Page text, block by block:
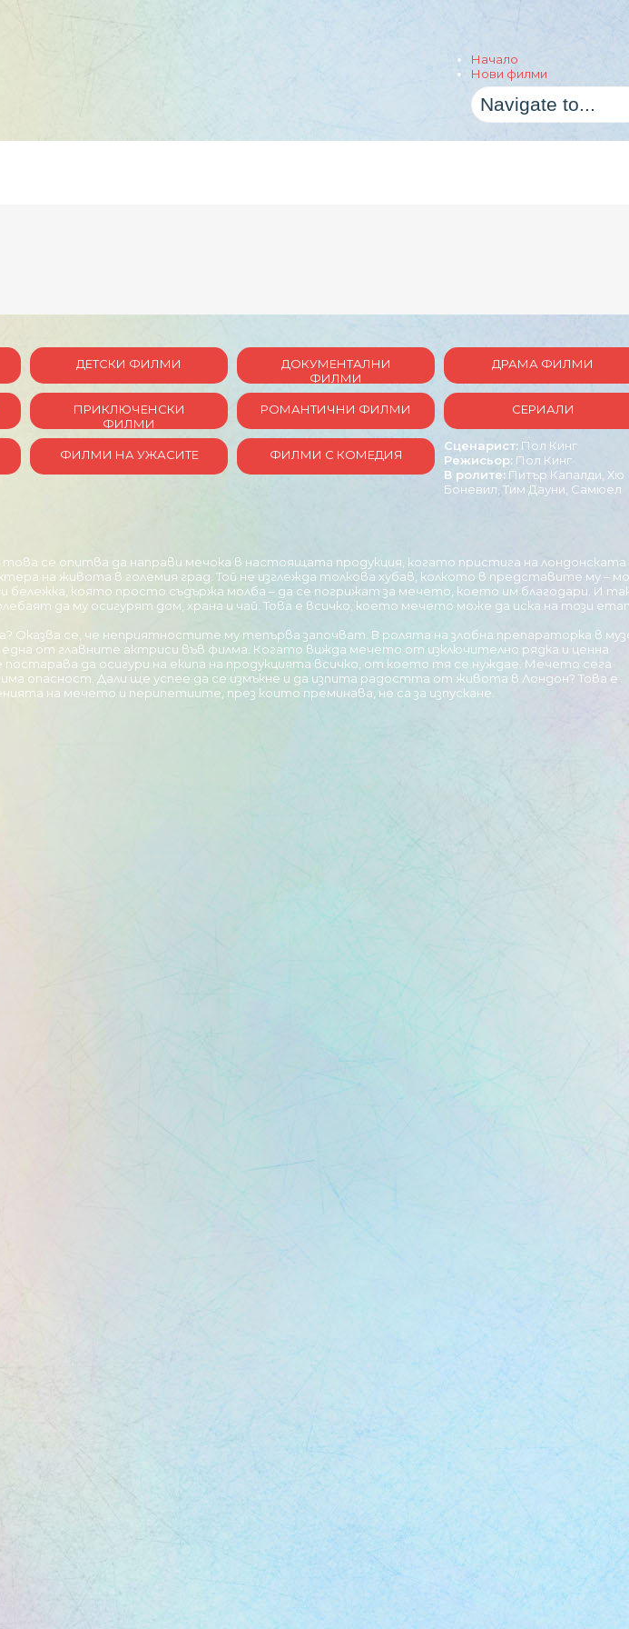
Начало
Нови филми
ДЕТСКИ ФИЛМИ
ДОКУМЕНТАЛНИ
ФИЛМИ
ДРАМА ФИЛМИ
ПРИКЛЮЧЕНСКИ
ФИЛМИ
РОМАНТИЧНИ ФИЛМИ СЕРИАЛИ
ФИЛМИ НА УЖАСИТЕ ФИЛМИ С КОМЕДИЯ
Сценарист: Пол Кинг
Режисьор: Пол Кинг
В ролите: Питър Капалди, Хю
Боневил, Тим Дауни, Самюел
това се опитва да направи мечока в настоящата продукция, когато пристига на лондонската
на живота в големия град. Той не изглежда толкова хубав, колкото в представите му –
която просто съдържа молба – да се погрижат за мечето, което им благодари. И
да му осигурят дом, храна и чай. Това е всичко, което мечето може да иска на този
се, че неприятностите му тепърва започват. В ролята на злобна препараторка в
от главните актриси във филма. Когато вижда мечето от изключително рядка и ценна
да осигури на екипа на продукцията всичко, от което тя се нуждае. Мечето сега
опасност. Дали ще успее да се измъкне и да изпита радостта от живота в Лондон? Това е
на мечето и перипетиите, през които преминава, не са за изпускане.